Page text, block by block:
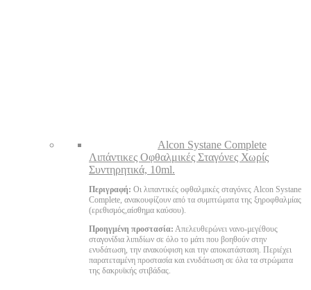
Alcon Systane Complete
Λιπάντικες Οφθαλμικές Σταγόνες Χωρίς
Συντηρητικά, 10ml.
Περιγραφή: Οι λιπαντικές οφθαλμικές σταγόνες Alcon Systane
Complete, ανακουφίζουν από τα συμπτώματα της ξηροφθαλμίας
(ερεθισμός,αίσθημα καύσου).
Προηγμένη προστασία: Απελευθερώνει νανο-μεγέθους
σταγονίδια λιπιδίων σε όλο το μάτι που βοηθούν στην
ενυδάτωση, την ανακούφιση και την αποκατάσταση. Περιέχει
παρατεταμένη προστασία και ενυδάτωση σε όλα τα στρώματα
της δακρυϊκής στιβάδας.